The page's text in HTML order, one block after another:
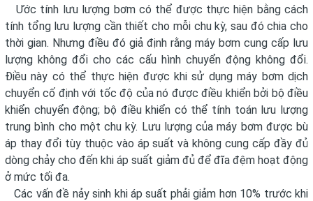
Ước tính lưu lượng bơm có thể được thực hiện bằng cách
tính tổng lưu lượng cần thiết cho mỗi chu kỳ, sau đó chia cho
thời gian. Nhưng điều đó giả định rằng máy bơm cung cấp lưu
lượng không đổi cho các cấu hình chuyển động không đổi.
Điều này có thể thực hiện được khi sử dụng máy bơm dịch
chuyển cố định với tốc độ của nó được điều khiển bởi bộ điều
khiển chuyển động; bộ điều khiển có thể tính toán lưu lượng
trung bình cho một chu kỳ. Lưu lượng của máy bơm được bù
áp thay đổi tùy thuộc vào áp suất và không cung cấp đầy đủ
dòng chảy cho đến khi áp suất giảm đủ để đĩa đệm hoạt động
ở mức tối đa.
Các vấn đề nảy sinh khi áp suất phải giảm hơn 10% trước khi